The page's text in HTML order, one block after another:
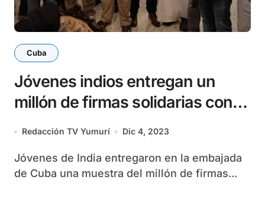
Cuba
Jóvenes indios entregan un
millón de firmas solidarias con
Cuba
Redacción TV Yumurí Dic 4, 2023
Jóvenes de India entregaron en la embajada
de Cuba una muestra del millón de firmas...